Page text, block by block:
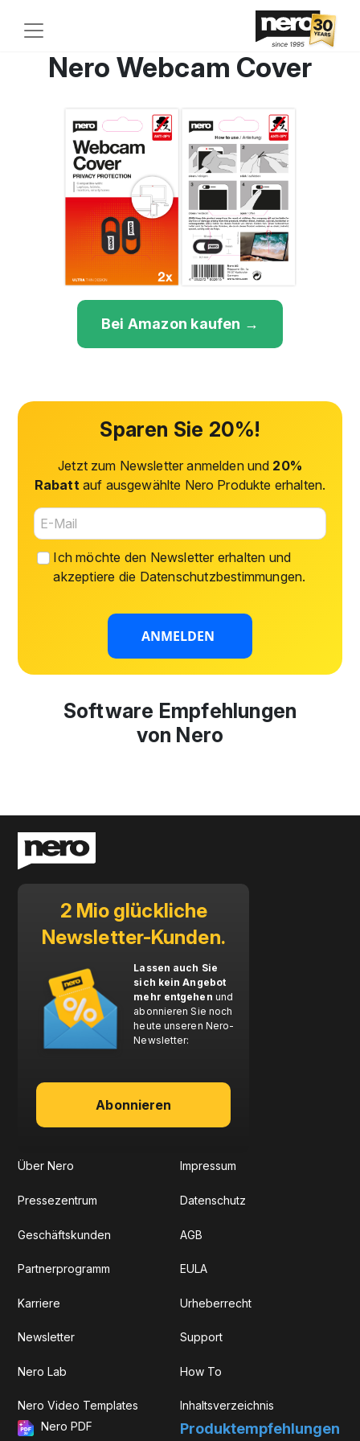
Nero Webcam Cover
Previous Next
Bei Amazon kaufen →
Sparen Sie 20%!
Jetzt zum Newsletter anmelden und 20%
Rabatt auf ausgewählte Nero Produkte erhalten.
Ich möchte den Newsletter erhalten und
akzeptiere die Datenschutzbestimmungen.
ANMELDEN
Software Empfehlungen
von Nero
2 Mio glückliche
Newsletter-Kunden.
Lassen auch Sie
sich kein Angebot
mehr entgehen und
abonnieren Sie noch
heute unseren Nero-
Newsletter:
Abonnieren
Über Nero
Pressezentrum
Geschäftskunden
Partnerprogramm
Karriere
Newsletter
Nero Lab
Nero Video Templates
Impressum
Datenschutz
AGB
EULA
Urheberrecht
Support
How To
Inhaltsverzeichnis
Nero PDF
Produkt­­empfehlungen